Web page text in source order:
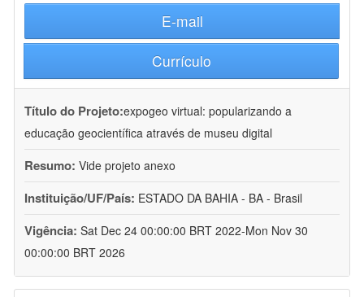
E-mail
Currículo
Título do Projeto:expogeo virtual: popularizando a
educação geocientífica através de museu digital
Resumo: Vide projeto anexo
Instituição/UF/País: ESTADO DA BAHIA - BA - Brasil
Vigência: Sat Dec 24 00:00:00 BRT 2022-Mon Nov 30
00:00:00 BRT 2026